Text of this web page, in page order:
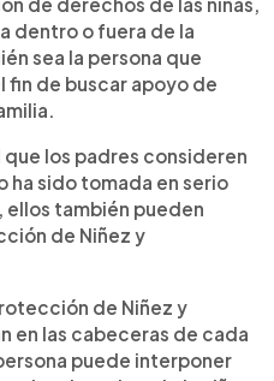
dentro o fuera de la
sea la persona que
fin de buscar apoyo de
que los padres consideren
ha sido tomada en serio
también pueden
de Niñez y
de Niñez y
en las cabeceras de cada
puede interponer